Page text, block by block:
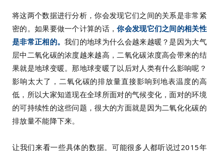
将这两个数据进行分析，你会发现它们之间的关系是非常紧
密的。如果要做一个计算的话，你会发现它们之间的相关性
是非常正相的。我们的地球为什么会越来越暖？是因为大气
层中二氧化碳的浓度越来越高，二氧化碳浓度高会带来的结
果就是地球变暖。那地球变暖了以后对人类有什么影响呢？
影响太大了，二氧化碳的排放量直接影响到地表温度的高
低，所以大家知道现在全球所面对的气候变化，面对的环境
的可持续性的这些问题，很大的方面就是因为二氧化化碳的
排放量不能降下来。
让我们来看一些具体的数据。可能很多人都听说过2015年